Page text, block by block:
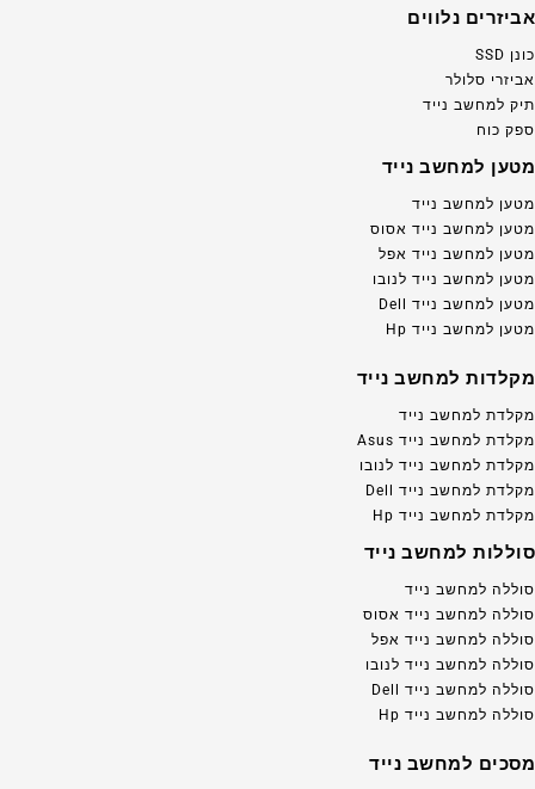
אביזרים נלווים
כונן SSD
אביזרי סלולר
תיק למחשב נייד
ספק כוח
מטען למחשב נייד
מטען למחשב נייד
מטען למחשב נייד אסוס
מטען למחשב נייד אפל
מטען למחשב נייד לנובו
מטען למחשב נייד Dell
מטען למחשב נייד Hp
מקלדות למחשב נייד
מקלדת למחשב נייד
מקלדת למחשב נייד Asus
מקלדת למחשב נייד לנובו
מקלדת למחשב נייד Dell
מקלדת למחשב נייד Hp
סוללות למחשב נייד
סוללה למחשב נייד
סוללה למחשב נייד אסוס
סוללה למחשב נייד אפל
סוללה למחשב נייד לנובו
סוללה למחשב נייד Dell
סוללה למחשב נייד Hp
מסכים למחשב נייד